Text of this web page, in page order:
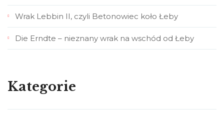
Wrak Lebbin II, czyli Betonowiec koło Łeby
Die Erndte – nieznany wrak na wschód od Łeby
Kategorie